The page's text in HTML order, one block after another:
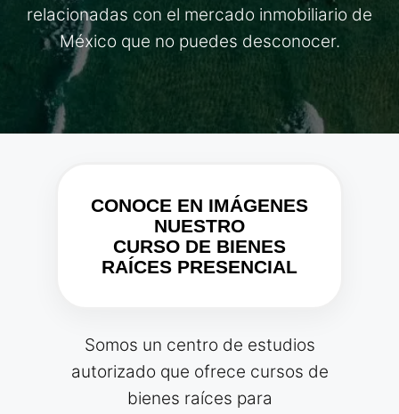
relacionadas con el mercado inmobiliario de
México que no puedes desconocer.
CONOCE EN IMÁGENES
NUESTRO
CURSO DE BIENES
RAÍCES PRESENCIAL
Somos un centro de estudios
autorizado que ofrece cursos de
bienes raíces para